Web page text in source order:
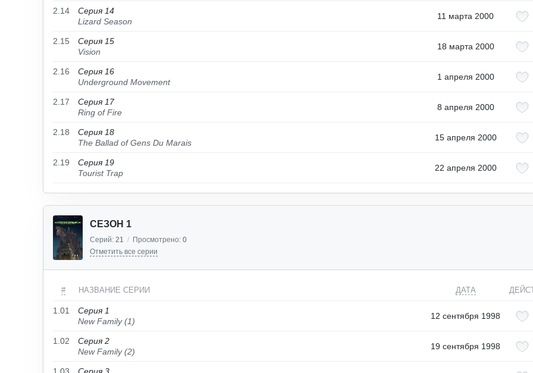
2.14
Серия 14
Lizard Season
11 марта 2000
2.15
Серия 15
Vision
18 марта 2000
2.16
Серия 16
Underground Movement
1 апреля 2000
2.17
Серия 17
Ring of Fire
8 апреля 2000
2.18
Серия 18
The Ballad of Gens Du Marais
15 апреля 2000
2.19
Серия 19
Tourist Trap
22 апреля 2000
СЕЗОН 1
Серий: 21 / Просмотрено: 0
Отметить все серии
# НАЗВАНИЕ СЕРИИ ДАТА
1.01
Серия 1
New Family (1)
12 сентября 1998
1.02
Серия 2
New Family (2)
19 сентября 1998